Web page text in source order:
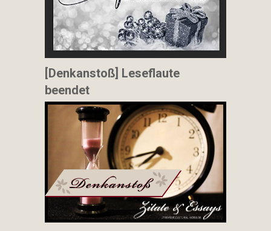
[Denkanstoß] Leseflaute
beendet